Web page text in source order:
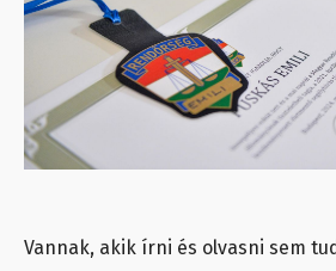
Vannak, akik írni és olvasni sem